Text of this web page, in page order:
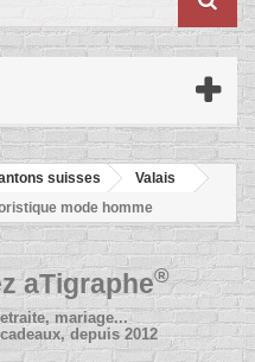
suisses
Valais
mode homme
aTigraphe®
mariage...
depuis 2012